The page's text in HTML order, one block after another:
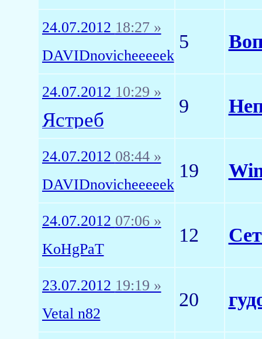
24.07.2012 18:27 »
DAVIDnovicheeeeek
5
24.07.2012 10:29 »
Ястреб
9
24.07.2012 08:44 »
DAVIDnovicheeeeek
19
24.07.2012 07:06 »
KoHgPaT
12
23.07.2012 19:19 »
Vetal n82
20